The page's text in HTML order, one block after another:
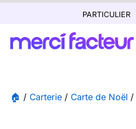
particulier
🏠 / Carterie / Carte de Noël /